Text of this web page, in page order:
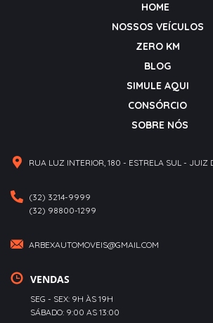
HOME
NOSSOS VEÍCULOS
ZERO KM
BLOG
SIMULE AQUI
CONSÓRCIO
SOBRE NÓS
RUA LUZ INTERIOR, 180 - ESTRELA SUL - JUIZ
(32) 3214-9999
(32) 98800-1299
ARBEXAUTOMOVEIS@GMAIL.COM
VENDAS
SEG - SEX: 9H ÀS 19H
SÁBADO: 9:00 AS 13:00